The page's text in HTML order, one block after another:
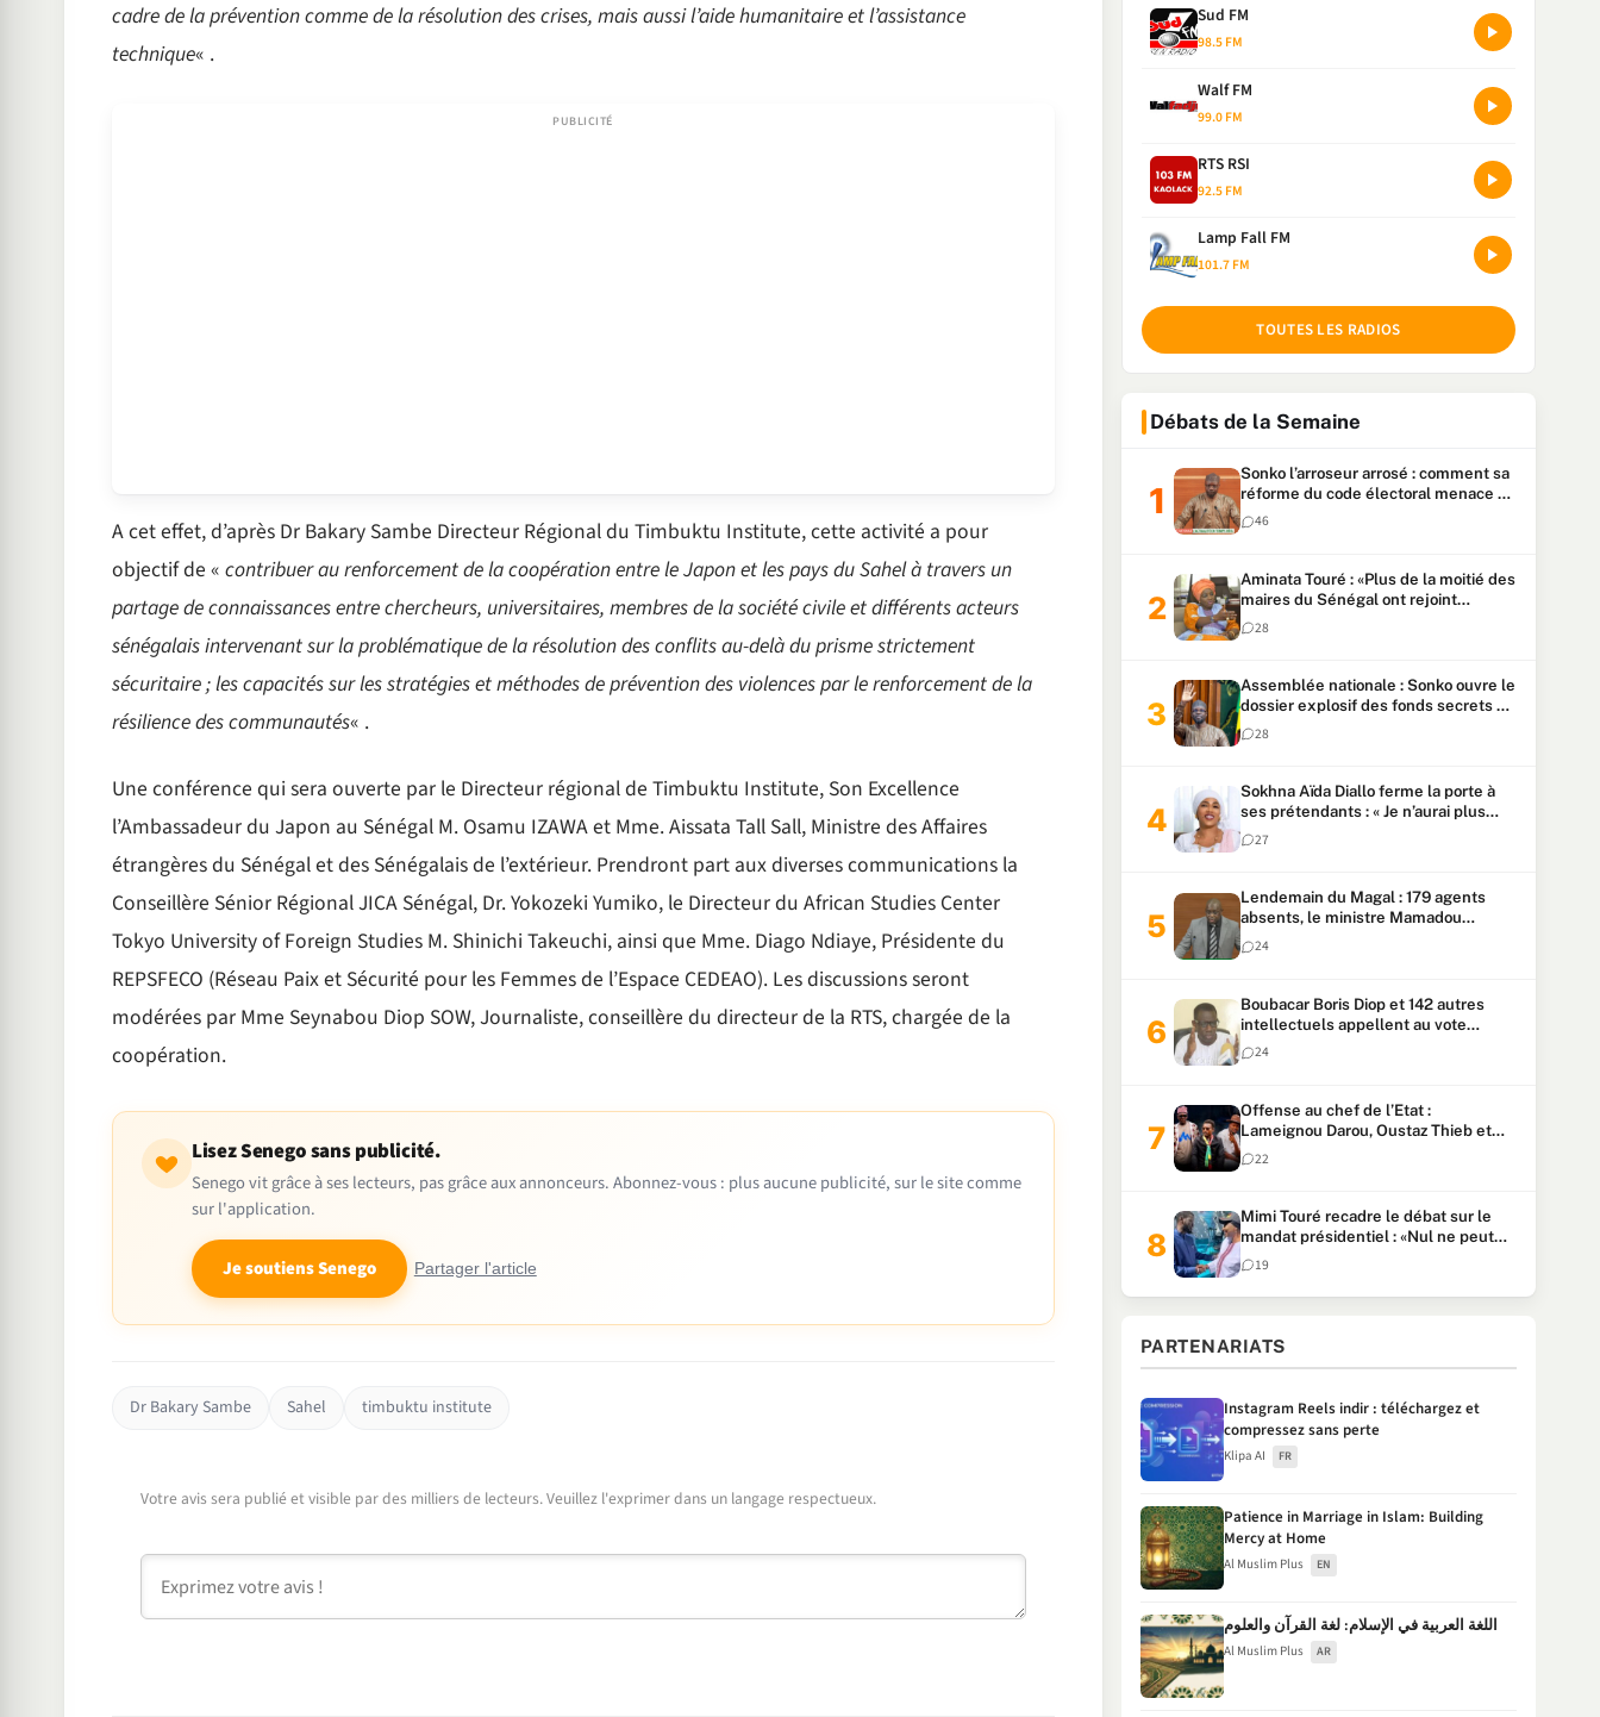
cadre de la prévention comme de la résolution des crises, mais aussi l’aide humanitaire et l’assistance
technique« .
A cet effet, d’après Dr Bakary Sambe Directeur Régional du Timbuktu Institute, cette activité a pour
objectif de « contribuer au renforcement de la coopération entre le Japon et les pays du Sahel à travers un
partage de connaissances entre chercheurs, universitaires, membres de la société civile et différents acteurs
sénégalais intervenant sur la problématique de la résolution des conflits au-delà du prisme strictement
sécuritaire ; les capacités sur les stratégies et méthodes de prévention des violences par le renforcement de la
résilience des communautés« .
Une conférence qui sera ouverte par le Directeur régional de Timbuktu Institute, Son Excellence
l’Ambassadeur du Japon au Sénégal M. Osamu IZAWA et Mme. Aissata Tall Sall, Ministre des Affaires
étrangères du Sénégal et des Sénégalais de l’extérieur. Prendront part aux diverses communications la
Conseillère Sénior Régional JICA Sénégal, Dr. Yokozeki Yumiko, le Directeur du African Studies Center
Tokyo University of Foreign Studies M. Shinichi Takeuchi, ainsi que Mme. Diago Ndiaye, Présidente du
REPSFECO (Réseau Paix et Sécurité pour les Femmes de l’Espace CEDEAO). Les discussions seront
modérées par Mme Seynabou Diop SOW, Journaliste, conseillère du directeur de la RTS, chargée de la
coopération.
Lisez Senego sans publicité.
Senego vit grâce à ses lecteurs, pas grâce aux annonceurs. Abonnez-vous : plus aucune publicité, sur le site comme
sur l'application.
Je soutiens Senego Partager l'article
Dr Bakary Sambe Sahel timbuktu institute
Votre avis sera publié et visible par des milliers de lecteurs. Veuillez l'exprimer dans un langage respectueux.
Sud FM
98.5 FM
Walf FM
99.0 FM
RTS RSI
92.5 FM
Lamp Fall FM
101.7 FM
TOUTES LES RADIOS
Débats de la Semaine
Sonko l’arroseur arrosé : comment sa
réforme du code électoral menace sa
candidature
46
Aminata Touré : «Plus de la moitié des
maires du Sénégal ont rejoint
Kiiraay»
28
Assemblée nationale : Sonko ouvre le
dossier explosif des fonds secrets et
du patrimoine présidentiel
28
Sokhna Aïda Diallo ferme la porte à
ses prétendants : « Je n’aurai plus
jamais un autre mari »
27
Lendemain du Magal : 179 agents
absents, le ministre Mamadou
Lamine Dianté exige des explications
24
Boubacar Boris Diop et 142 autres
intellectuels appellent au vote
urgent de la révision
constitutionnelle
24
Offense au chef de l’Etat :
Lameignou Darou, Oustaz Thieb et
Ndiaye Touba lourdement
condamnés
22
Mimi Touré recadre le débat sur le
mandat présidentiel : «Nul ne peut
faire plus de deux mandats
consécutifs de 5 ans»
19
PARTENARIATS
Instagram Reels indir : téléchargez et
compressez sans perte
Klipa AI FR
Patience in Marriage in Islam: Building
Mercy at Home
Al Muslim Plus EN
اللغة العربية في الإسلام: لغة القرآن والعلوم
Al Muslim Plus AR